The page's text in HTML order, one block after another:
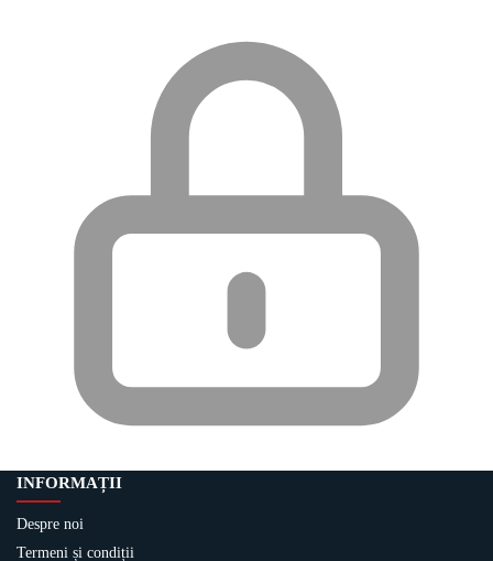
INFORMAȚII
Despre noi
Termeni și condiții